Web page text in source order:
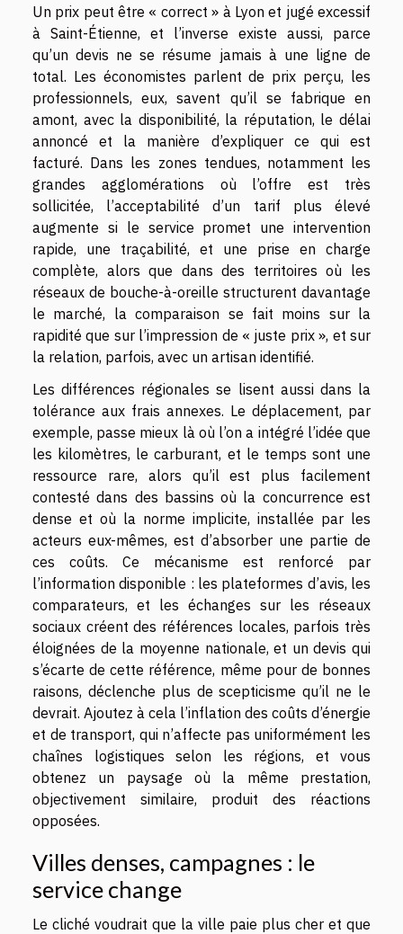
Un prix peut être « correct » à Lyon et jugé excessif
à Saint-Étienne, et l’inverse existe aussi, parce
qu’un devis ne se résume jamais à une ligne de
total. Les économistes parlent de prix perçu, les
professionnels, eux, savent qu’il se fabrique en
amont, avec la disponibilité, la réputation, le délai
annoncé et la manière d’expliquer ce qui est
facturé. Dans les zones tendues, notamment les
grandes agglomérations où l’offre est très
sollicitée, l’acceptabilité d’un tarif plus élevé
augmente si le service promet une intervention
rapide, une traçabilité, et une prise en charge
complète, alors que dans des territoires où les
réseaux de bouche-à-oreille structurent davantage
le marché, la comparaison se fait moins sur la
rapidité que sur l’impression de « juste prix », et sur
la relation, parfois, avec un artisan identifié.
Les différences régionales se lisent aussi dans la
tolérance aux frais annexes. Le déplacement, par
exemple, passe mieux là où l’on a intégré l’idée que
les kilomètres, le carburant, et le temps sont une
ressource rare, alors qu’il est plus facilement
contesté dans des bassins où la concurrence est
dense et où la norme implicite, installée par les
acteurs eux-mêmes, est d’absorber une partie de
ces coûts. Ce mécanisme est renforcé par
l’information disponible : les plateformes d’avis, les
comparateurs, et les échanges sur les réseaux
sociaux créent des références locales, parfois très
éloignées de la moyenne nationale, et un devis qui
s’écarte de cette référence, même pour de bonnes
raisons, déclenche plus de scepticisme qu’il ne le
devrait. Ajoutez à cela l’inflation des coûts d’énergie
et de transport, qui n’affecte pas uniformément les
chaînes logistiques selon les régions, et vous
obtenez un paysage où la même prestation,
objectivement similaire, produit des réactions
opposées.
Villes denses, campagnes : le
service change
Le cliché voudrait que la ville paie plus cher et que